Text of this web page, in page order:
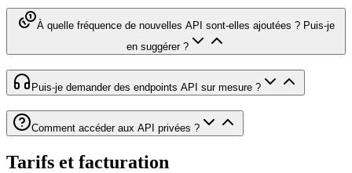
À quelle fréquence de nouvelles API sont-elles ajoutées ? Puis-je
en suggérer ?
Puis-je demander des endpoints API sur mesure ?
Comment accéder aux API privées ?
Tarifs et facturation